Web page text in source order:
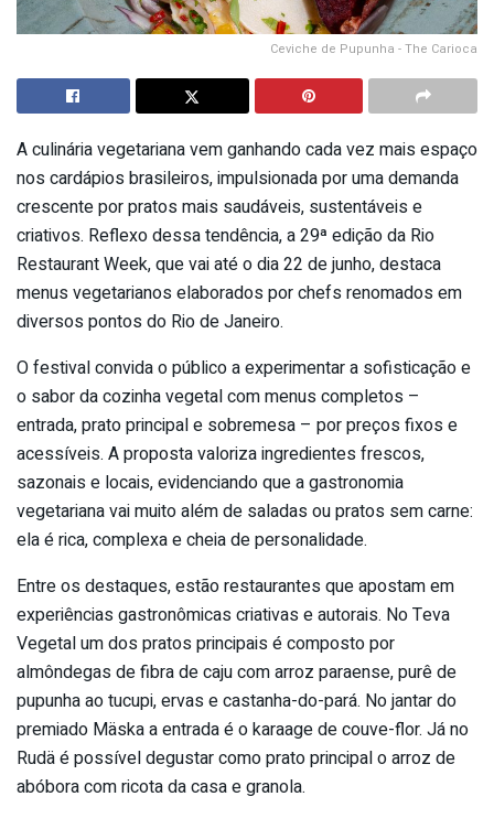
Ceviche de Pupunha - The Carioca
A culinária vegetariana vem ganhando cada vez mais espaço
nos cardápios brasileiros, impulsionada por uma demanda
crescente por pratos mais saudáveis, sustentáveis e
criativos. Reflexo dessa tendência, a 29ª edição da Rio
Restaurant Week, que vai até o dia 22 de junho, destaca
menus vegetarianos elaborados por chefs renomados em
diversos pontos do Rio de Janeiro.
O festival convida o público a experimentar a sofisticação e
o sabor da cozinha vegetal com menus completos –
entrada, prato principal e sobremesa – por preços fixos e
acessíveis. A proposta valoriza ingredientes frescos,
sazonais e locais, evidenciando que a gastronomia
vegetariana vai muito além de saladas ou pratos sem carne:
ela é rica, complexa e cheia de personalidade.
Entre os destaques, estão restaurantes que apostam em
experiências gastronômicas criativas e autorais. No Teva
Vegetal um dos pratos principais é composto por
almôndegas de fibra de caju com arroz paraense, purê de
pupunha ao tucupi, ervas e castanha-do-pará. No jantar do
premiado Mäska a entrada é o karaage de couve-flor. Já no
Rudä é possível degustar como prato principal o arroz de
abóbora com ricota da casa e granola.